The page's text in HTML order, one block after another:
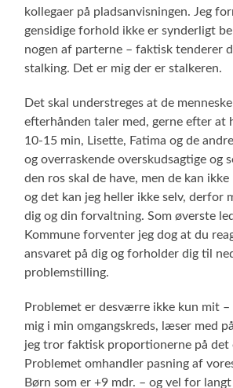
kollegaer på pladsanvisningen. Jeg
gensidige forhold ikke er synderligt
nogen af parterne – faktisk tenderer
stalking. Det er mig der er stalkeren.
Det skal understreges at de
efterhånden taler med, gerne efter at
10-15 min, Lisette, Fatima og de
og overraskende overskudsagtige og
den ros skal de have, men de kan
og det kan jeg heller ikke selv, derfor
dig og din forvaltning. Som øverste
Kommune forventer jeg dog at du
ansvaret på dig og forholder dig til
problemstilling.
Problemet er desværre ikke kun mit
mig i min omgangskreds, læser med
jeg tror faktisk proportionerne på det
Problemet omhandler pasning af
Børn som er +9 mdr. – og vel for